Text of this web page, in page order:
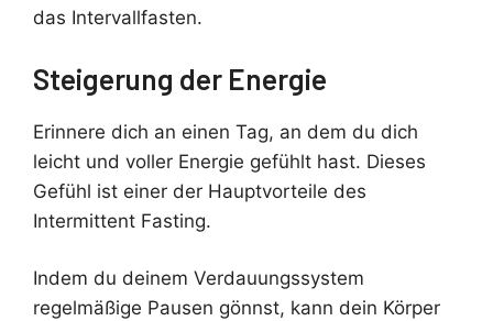
das Intervallfasten.
Steigerung der Energie
Erinnere dich an einen Tag, an dem du dich
leicht und voller Energie gefühlt hast. Dieses
Gefühl ist einer der Hauptvorteile des
Intermittent Fasting.
Indem du deinem Verdauungssystem
regelmäßige Pausen gönnst, kann dein Körper